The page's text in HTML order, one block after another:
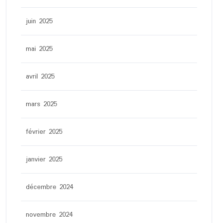
juin 2025
mai 2025
avril 2025
mars 2025
février 2025
janvier 2025
décembre 2024
novembre 2024